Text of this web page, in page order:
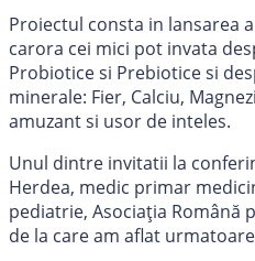
Proiectul consta in lansarea
carora cei mici pot invata
Probiotice si Prebiotice si
minerale: Fier, Calciu,
amuzant si usor de inteles.
Unul dintre invitatii la
Herdea, medic primar
pediatrie, Asociația Română
de la care am aflat